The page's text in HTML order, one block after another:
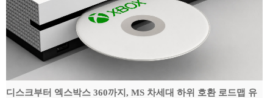
디스크부터 엑스박스 360까지, MS 차세대 하위 호환 로드맵 유